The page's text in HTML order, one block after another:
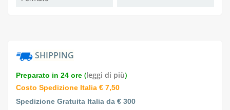
SHIPPING
Preparato in 24 ore (leggi di più)
Costo Spedizione Italia € 7,50
Spedizione Gratuita Italia da € 300